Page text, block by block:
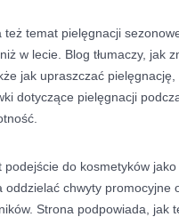
temat pielęgnacji
w lecie. Blog tłumaczy, jak
jak upraszczać
dotyczące pielęgnacji
do kosmetyków
chwyty promocyjne
Strona podpowiada, jak